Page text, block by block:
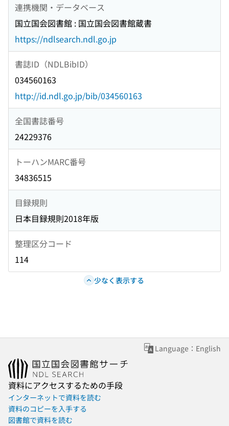
連携機関・データベース
国立国会図書館 : 国立国会図書館蔵書
https://ndlsearch.ndl.go.jp
書誌ID（NDLBibID）
034560163
http://id.ndl.go.jp/bib/034560163
全国書誌番号
24229376
トーハンMARC番号
34836515
目録規則
日本目録規則2018年版
整理区分コード
114
少なく表示する
Language：English
資料にアクセスするための手段
インターネットで資料を読む
資料のコピーを入手する
図書館で資料を読む